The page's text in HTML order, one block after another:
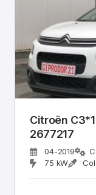
Citroën
2677217
04-2019
75 kW